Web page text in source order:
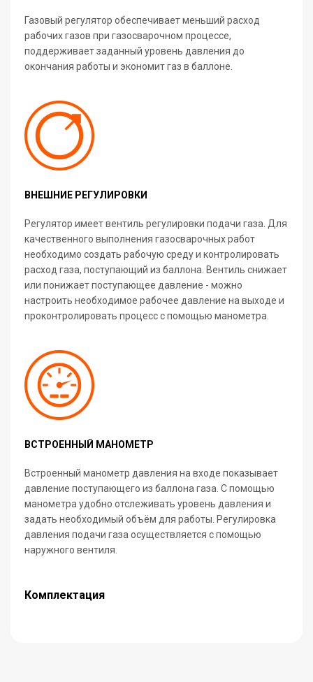
Газовый регулятор обеспечивает меньший расход
рабочих газов при газосварочном процессе,
поддерживает заданный уровень давления до
окончания работы и экономит газ в баллоне.
ВНЕШНИЕ РЕГУЛИРОВКИ
Регулятор имеет вентиль регулировки подачи газа. Для
качественного выполнения газосварочных работ
необходимо создать рабочую среду и контролировать
расход газа, поступающий из баллона. Вентиль снижает
или понижает поступающее давление - можно
настроить необходимое рабочее давление на выходе и
проконтролировать процесс с помощью манометра.
ВСТРОЕННЫЙ МАНОМЕТР
Встроенный манометр давления на входе показывает
давление поступающего из баллона газа. С помощью
манометра удобно отслеживать уровень давления и
задать необходимый объём для работы. Регулировка
давления подачи газа осуществляется с помощью
наружного вентиля.
Комплектация